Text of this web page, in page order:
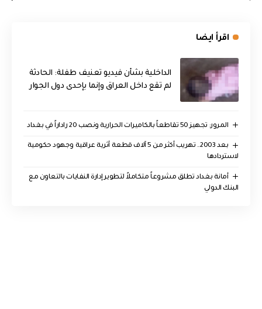
اقرأ ايضا
الداخلية بشأن فيديو تعنيف طفلة: الحادثة
لم تقع داخل العراق وإنما بإحدى دول الجوار
المرور: تجهيز 50 تقاطعاً بالكاميرات الحرارية ونصب 20 راداراً في بغداد
بعد 2003.. تهريب أكثر من 5 آلاف قطعة أثرية عراقية وجهود حكومية
لاستردادها
أمانة بغداد تطلق مشروعاً متكاملاً لتطوير إدارة النفايات بالتعاون مع
البنك الدولي